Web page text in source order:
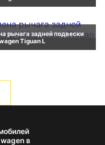
рычага задней подвески
Tiguan L
в